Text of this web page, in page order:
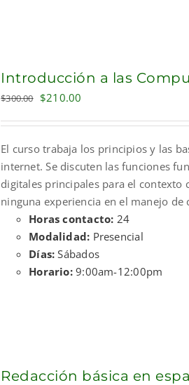
Introducción a las
$300.00 Original
$300.00.
$210.00
$210.00.
El curso trabaja los principios y las
internet. Se discuten las funciones
digitales principales para el
ninguna experiencia en el manejo
Horas contacto: 24
Modalidad: Presencial
Días: Sábados
Horario:9:00am-12:00pm
Redacción básica en